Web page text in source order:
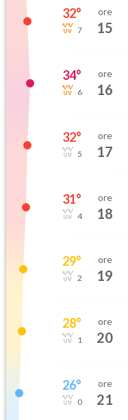
32°
7
ore
15
34°
6
ore
16
32°
5
ore
17
31°
4
ore
18
29°
2
ore
19
28°
1
ore
20
26°
0
ore
21